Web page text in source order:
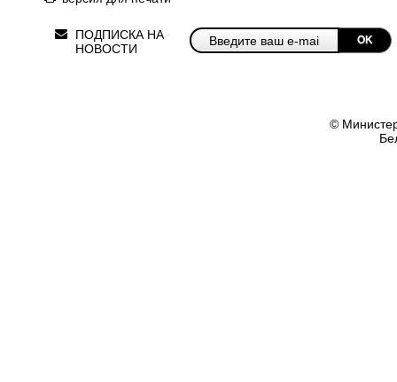
ПОДПИСКА НА
НОВОСТИ
OK
©